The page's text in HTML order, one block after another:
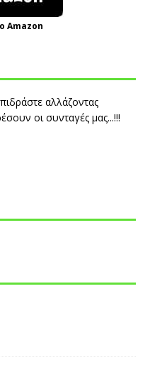
Amazon
αλλάζοντας
οι συνταγές μας...!!!